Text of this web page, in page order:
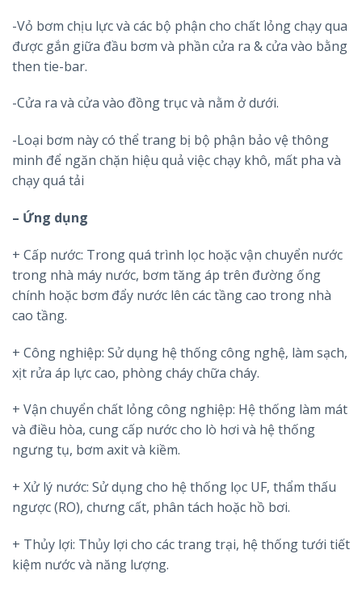
-Vỏ bơm chịu lực và các bộ phận cho chất lỏng chạy qua
được gắn giữa đầu bơm và phần cửa ra & cửa vào bằng
then tie-bar.
-Cửa ra và cửa vào đồng trục và nằm ở dưới.
-Loại bơm này có thể trang bị bộ phận bảo vệ thông
minh để ngăn chặn hiệu quả việc chạy khô, mất pha và
chạy quá tải
– Ứng dụng
+ Cấp nước: Trong quá trình lọc hoặc vận chuyển nước
trong nhà máy nước, bơm tăng áp trên đường ống
chính hoặc bơm đẩy nước lên các tầng cao trong nhà
cao tầng.
+ Công nghiệp: Sử dụng hệ thống công nghệ, làm sạch,
xịt rửa áp lực cao, phòng cháy chữa cháy.
+ Vận chuyển chất lỏng công nghiệp: Hệ thống làm mát
và điều hòa, cung cấp nước cho lò hơi và hệ thống
ngưng tụ, bơm axit và kiềm.
+ Xử lý nước: Sử dụng cho hệ thống lọc UF, thẩm thấu
ngược (RO), chưng cất, phân tách hoặc hồ bơi.
+ Thủy lợi: Thủy lợi cho các trang trại, hệ thống tưới tiết
kiệm nước và năng lượng.